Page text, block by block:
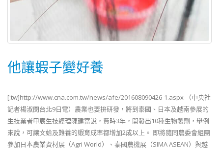
他讓蝦子變好養
[:tw]http://www.cna.com.tw/news/afe/201608090426-1.aspx （中央社
記者楊淑閔台北9日電）農業也要拚研發，將到泰國、日本及越南參展的
生技業者甲宸生技經理陳建富說，費時3年，開發出10種生物製劑，舉例
來說，可讓文蛤及難養的蝦育成率都增加2成以上。 即將隨同農委會組團
參加日本農業資材展（Agri World）、泰國農機展（SIMA ASEAN）與越